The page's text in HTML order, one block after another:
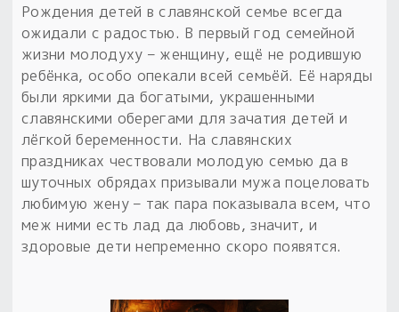
Рождения детей в славянской семье всегда
ожидали с радостью. В первый год семейной
жизни молодуху – женщину, ещё не родившую
ребёнка, особо опекали всей семьёй. Её наряды
были яркими да богатыми, украшенными
славянскими оберегами для зачатия детей и
лёгкой беременности. На славянских
праздниках чествовали молодую семью да в
шуточных обрядах призывали мужа поцеловать
любимую жену – так пара показывала всем, что
меж ними есть лад да любовь, значит, и
здоровые дети непременно скоро появятся.